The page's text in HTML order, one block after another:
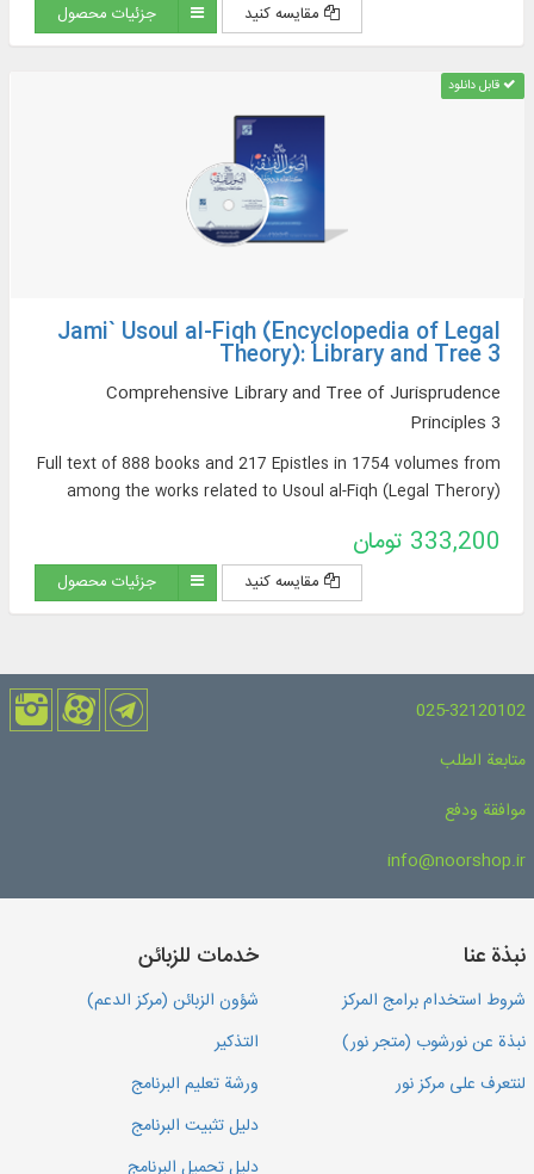
مقایسه کنید جزئیات محصول
قابل دانلود
Jami` Usoul al-Fiqh (Encyclopedia of Legal
Theory): Library and Tree 3
Comprehensive Library and Tree of Jurisprudence
Principles 3
Full text of 888 books and 217 Epistles in 1754 volumes from
among the works related to Usoul al-Fiqh (Legal Therory)
333,200 تومان
مقایسه کنید جزئیات محصول
025-32120102
متابعة الطلب
موافقة ودفع
info@noorshop.ir
نبذة عنا
شروط استخدام برامج المركز
نبذة عن نورشوب (متجر نور)
لنتعرف على مركز نور
خدمات للزبائن
شؤون الزبائن (مركز الدعم)
التذكير
ورشة تعليم البرنامج
دليل تثبيت البرنامج
دليل تحميل البرنامج